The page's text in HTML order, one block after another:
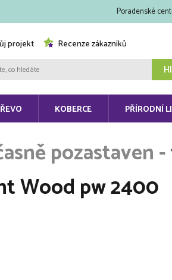
Poradenské
projekt Recenze zákazníků
KOBERCE PŘÍRODNÍ
Wood pw 2400